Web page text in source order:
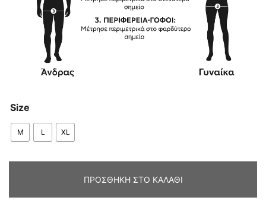
Size
M L XL
ΠΡΟΣΘΉΚΗ ΣΤΟ ΚΑΛΆΘΙ